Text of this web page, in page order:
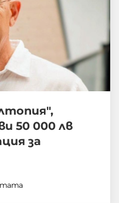
50 000 лв
за